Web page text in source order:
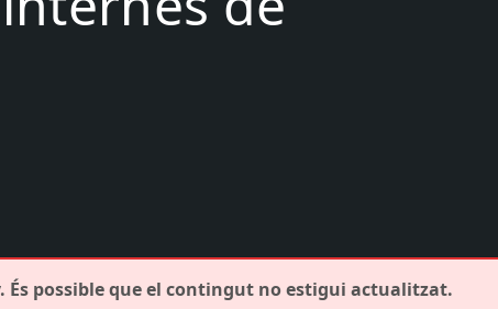
És possible que el contingut no estigui actualitzat.